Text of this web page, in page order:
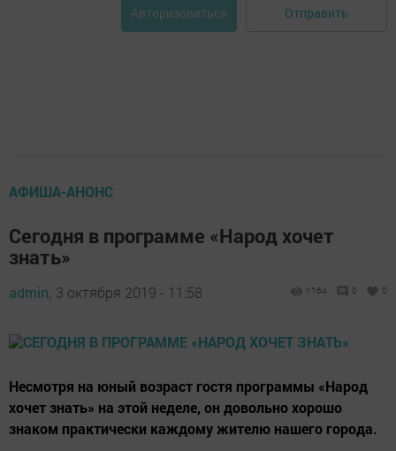
Авторизоваться Отправить
АФИША-АНОНС
Сегодня в программе «Народ хочет
знать»
admin, 3 октября 2019 - 11:58 1164 0 0
Несмотря на юный возраст гостя программы «Народ
хочет знать» на этой неделе, он довольно хорошо
знаком практически каждому жителю нашего города.